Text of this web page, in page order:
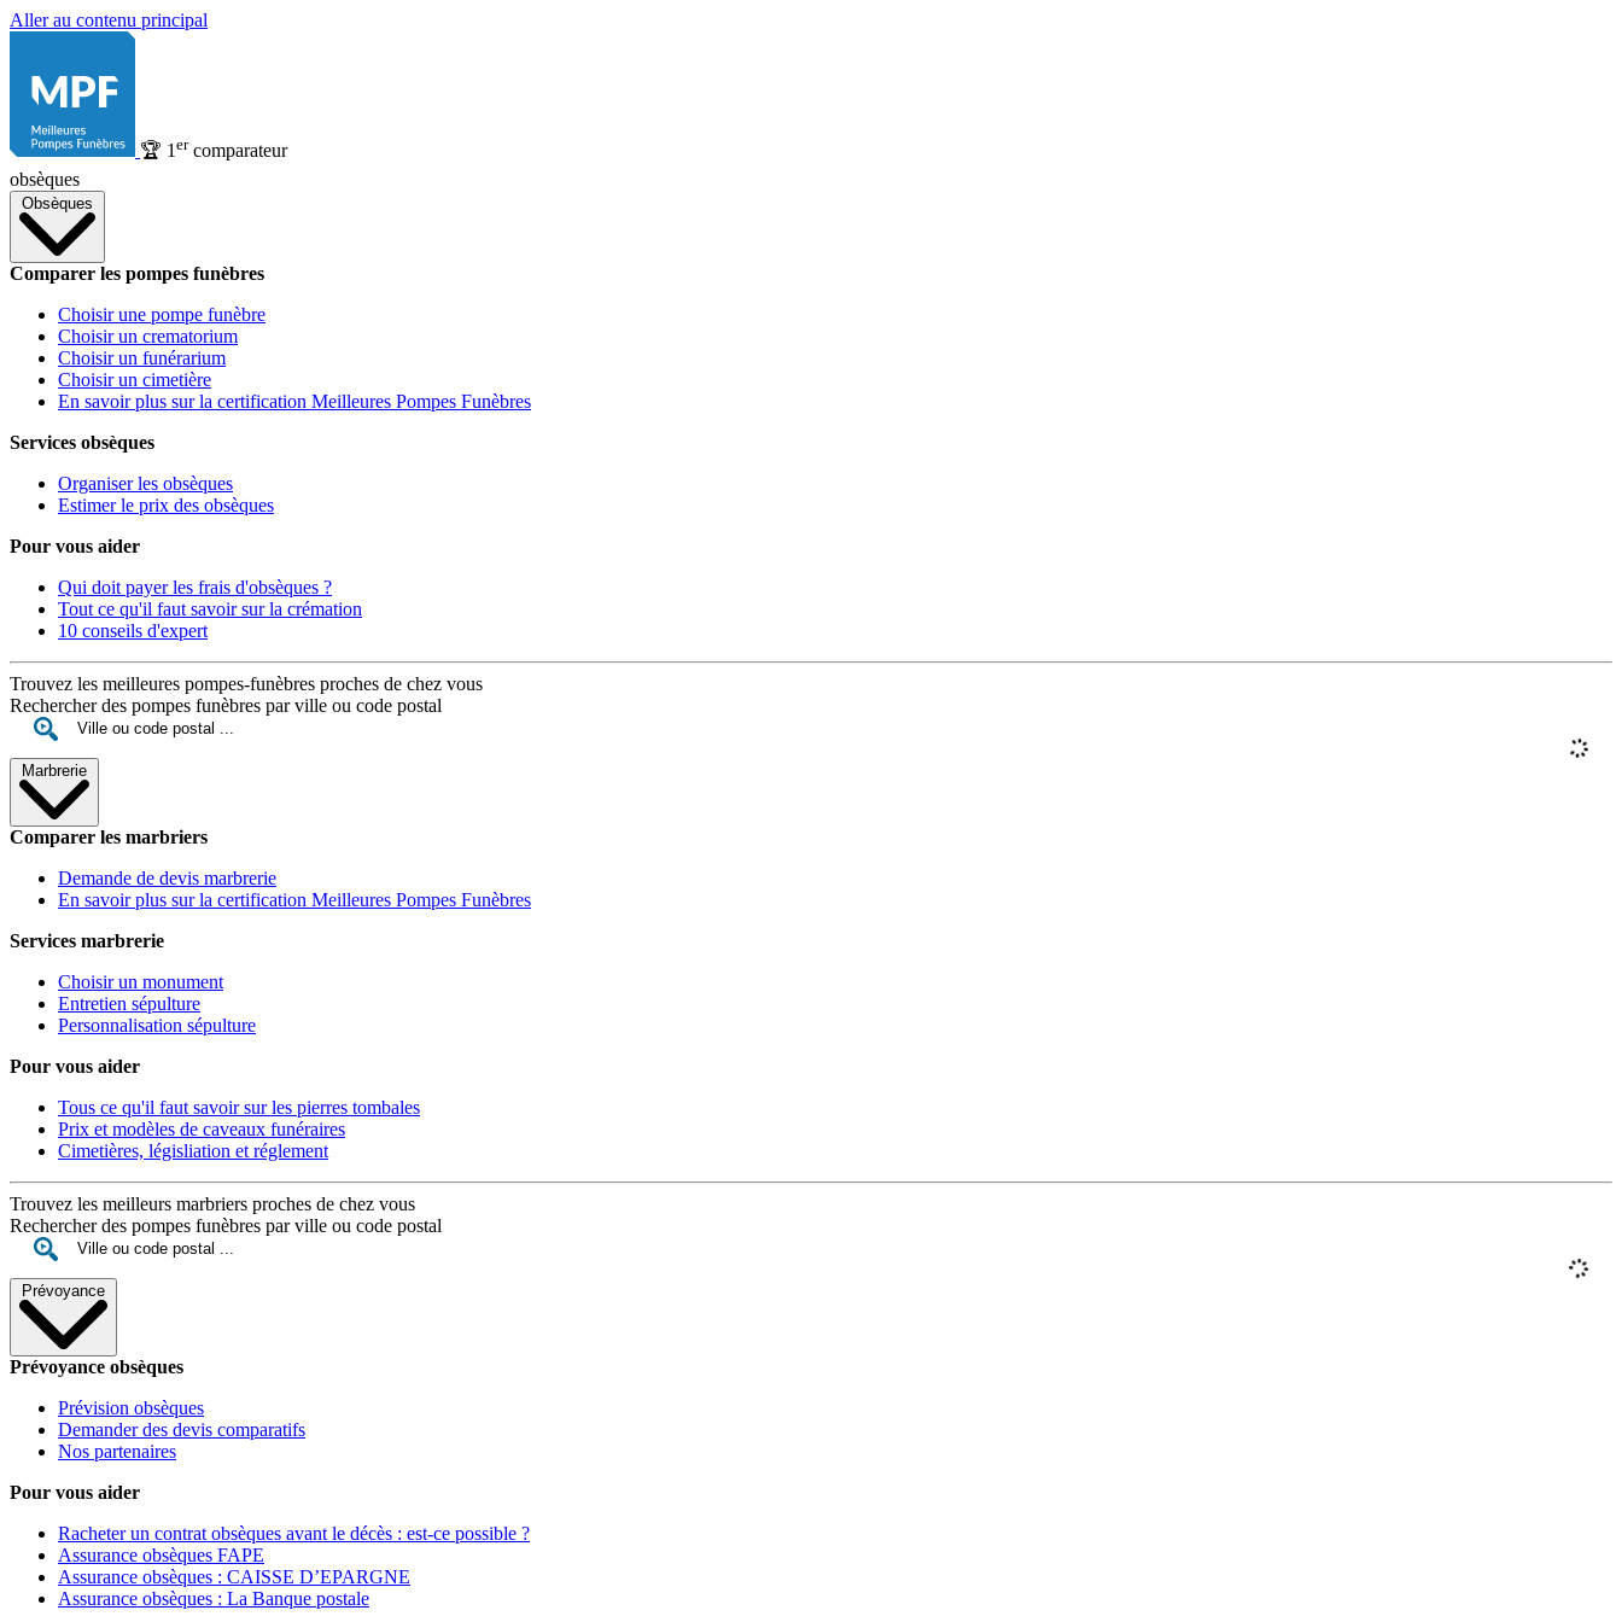
Aller au contenu principal
🏆 1 ercomparateur
obsèques
Obsèques
Comparer les pompes funèbres
Choisir une pompe funèbre
Choisir un crematorium
Choisir un funérarium
Choisir un cimetière
En savoir plus sur la certification Meilleures Pompes Funèbres
Services obsèques
Organiser les obsèques
Estimer le prix des obsèques
Pour vous aider
Qui doit payer les frais d'obsèques ?
Tout ce qu'il faut savoir sur la crémation
10 conseils d'expert
Trouvez les meilleures pompes-funèbres proches de chez vous
Rechercher des pompes funèbres par ville ou code postal
Marbrerie
Comparer les marbriers
Demande de devis marbrerie
En savoir plus sur la certification Meilleures Pompes Funèbres
Services marbrerie
Choisir un monument
Entretien sépulture
Personnalisation sépulture
Pour vous aider
Tous ce qu'il faut savoir sur les pierres tombales
Prix et modèles de caveaux funéraires
Cimetières, législiation et réglement
Trouvez les meilleurs marbriers proches de chez vous
Rechercher des pompes funèbres par ville ou code postal
Prévoyance
Prévoyance obsèques
Prévision obsèques
Demander des devis comparatifs
Nos partenaires
Pour vous aider
Racheter un contrat obsèques avant le décès : est-ce possible ?
Assurance obsèques FAPE
Assurance obsèques : CAISSE D’EPARGNE
Assurance obsèques : La Banque postale